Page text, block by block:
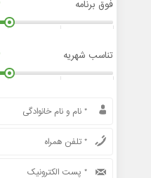
فوق برنامه
تناسب شهریه